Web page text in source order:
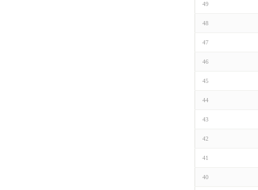
49
48
47
46
45
44
43
42
41
40